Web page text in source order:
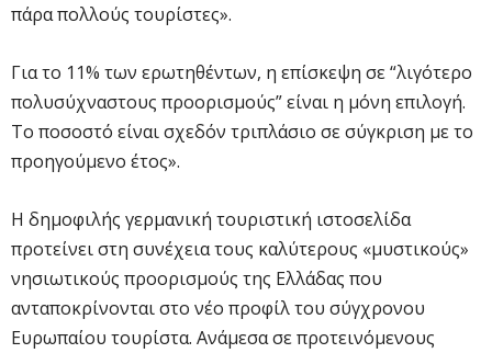
πάρα πολλούς τουρίστες».
Για το 11% των ερωτηθέντων, η επίσκεψη σε “λιγότερο
πολυσύχναστους προορισμούς” είναι η μόνη επιλογή.
Το ποσοστό είναι σχεδόν τριπλάσιο σε σύγκριση με το
προηγούμενο έτος».
Η δημοφιλής γερμανική τουριστική ιστοσελίδα
προτείνει στη συνέχεια τους καλύτερους «μυστικούς»
νησιωτικούς προορισμούς της Ελλάδας που
ανταποκρίνονται στο νέο προφίλ του σύγχρονου
Ευρωπαίου τουρίστα. Ανάμεσα σε προτεινόμενους